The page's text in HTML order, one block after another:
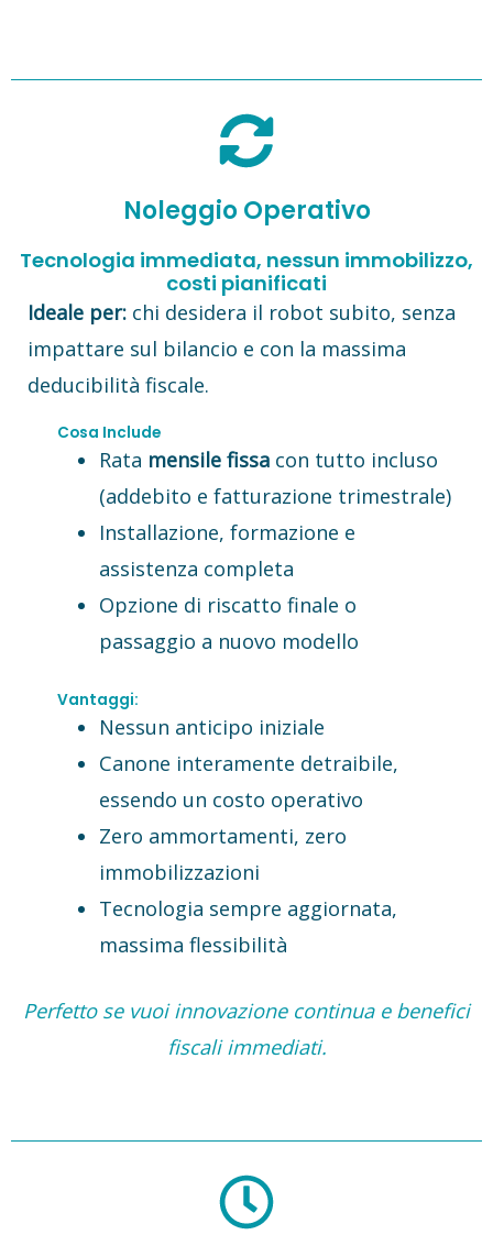
Noleggio Operativo
Tecnologia immediata, nessun immobilizzo,
costi pianificati
Ideale per: chi desidera il robot subito, senza
impattare sul bilancio e con la massima
deducibilità fiscale.
Cosa Include
Rata mensile fissacon tutto incluso
(addebito e fatturazione trimestrale)
Installazione, formazione e
assistenza completa
Opzione di riscatto finale o
passaggio a nuovo modello
Vantaggi:
Nessun anticipo iniziale
Canone interamente detraibile,
essendo un costo operativo
Zero ammortamenti, zero
immobilizzazioni
Tecnologia sempre aggiornata,
massima flessibilità
Perfetto se vuoi innovazione continua e benefici
fiscali immediati.